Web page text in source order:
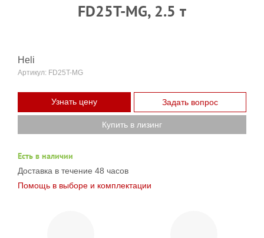
FD25T-MG, 2.5 т
Heli
Артикул: FD25T-MG
Узнать цену Задать вопрос
Купить в лизинг
Есть в наличии
Доставка в течение 48 часов
Помощь в выборе и комплектации